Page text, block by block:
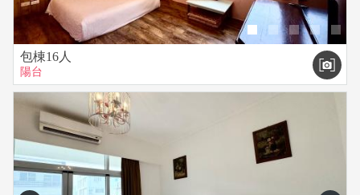
包棟16人
陽台